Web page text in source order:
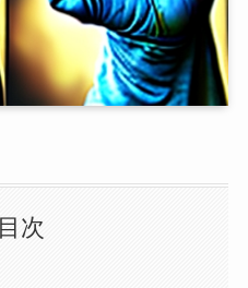
目次